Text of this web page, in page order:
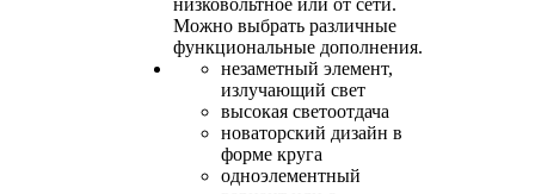
низковольтное или от сети.
Можно выбрать различные
функциональные дополнения.
незаметный элемент,
излучающий свет
высокая светоотдача
новаторский дизайн в
форме круга
одноэлементный